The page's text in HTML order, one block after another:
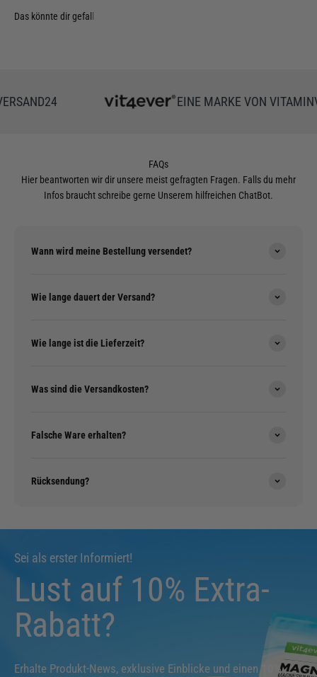
EINE MARKE VON
FAQs
Hier beantworten wir dir unsere meist gefragten Fragen. Falls du mehr
Infos braucht schreibe gerne Unserem hilfreichen ChatBot.
Wann wird meine Bestellung versendet?
Wie lange dauert der Versand?
Wie lange ist die Lieferzeit?
Was sind die Versandkosten?
Falsche Ware erhalten?
Rücksendung?
Sei als erster Informiert!
Lust auf 10% Extra-
Rabatt?
Erhalte Produkt-News, exklusive Einblicke und einen 10%